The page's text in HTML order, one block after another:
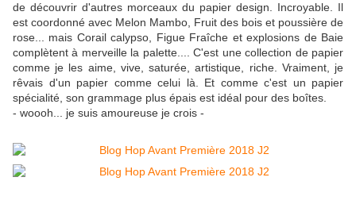
de découvrir d'autres morceaux du papier design. Incroyable. Il
est coordonné avec Melon Mambo, Fruit des bois et poussière de
rose... mais Corail calypso, Figue Fraîche et explosions de Baie
complètent à merveille la palette.... C'est une collection de papier
comme je les aime, vive, saturée, artistique, riche. Vraiment, je
rêvais d'un papier comme celui là. Et comme c'est un papier
spécialité, son grammage plus épais est idéal pour des boîtes.
- woooh... je suis amoureuse je crois -